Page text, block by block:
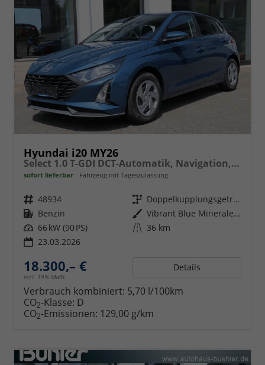
Hyundai i20 MY26
Select 1.0 T-GDI DCT-Automatik, Navigation, Apple Carplay, Android Auto
sofort lieferbar Fahrzeug mit Tageszulassung
Fahrzeugnr. 48934 Getriebe
Doppelkupplungsgetriebe (DSG)
Kraftstoff Benzin Außenfarbe
Vibrant Blue Mineraleffekt
Leistung 66 kW (90 PS) Kilometerstand 36 km
23.03.2026
18.300,– €
incl. 19% MwSt.
Details
Verbrauch kombiniert: 5,70 l/100km
CO2-Klasse: D
CO2-Emissionen: 129,00 g/km